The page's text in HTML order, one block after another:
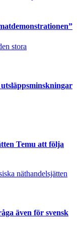
stora
Temu att följa
näthandelsjätten
även för svensk